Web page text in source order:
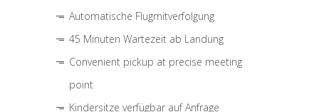
Automatische Flugmitverfolgung
45 Minuten Wartezeit ab Landung
Convenient pickup at precise meeting
point
Kindersitze verfügbar auf Anfrage